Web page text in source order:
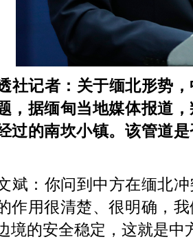
社记者：关于缅北形势
，据缅甸当地媒体报道
过的南坎小镇。该管道
斌：你问到中方在缅北
作用很清楚、很明确，
境的安全稳定，这就是中